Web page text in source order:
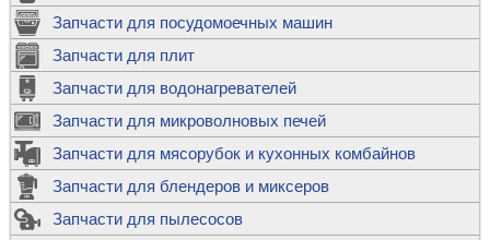
Запчасти для посудомоечных машин
Запчасти для плит
Запчасти для водонагревателей
Запчасти для микроволновых печей
Запчасти для мясорубок и кухонных комбайнов
Запчасти для блендеров и миксеров
Запчасти для пылесосов